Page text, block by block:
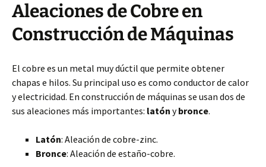
Aleaciones de Cobre en
Construcción de Máquinas
El cobre es un metal muy dúctil que permite obtener
chapas e hilos. Su principal uso es como conductor de calor
y electricidad. En construcción de máquinas se usan dos de
sus aleaciones más importantes: latón ybronce.
Latón: Aleación de cobre-zinc.
Bronce: Aleación de estaño-cobre.